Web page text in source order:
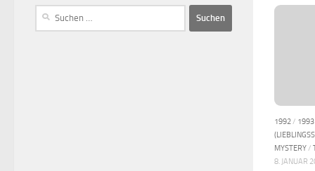
1992/ 1993
MYSTERY/
8. JANUAR